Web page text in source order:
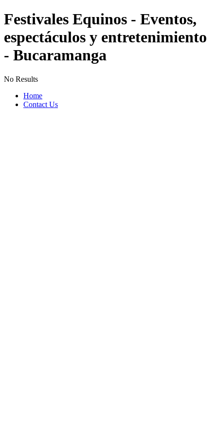
Festivales Equinos - Eventos,
espectáculos y entretenimiento
- Bucaramanga
No Results
Home
Contact Us